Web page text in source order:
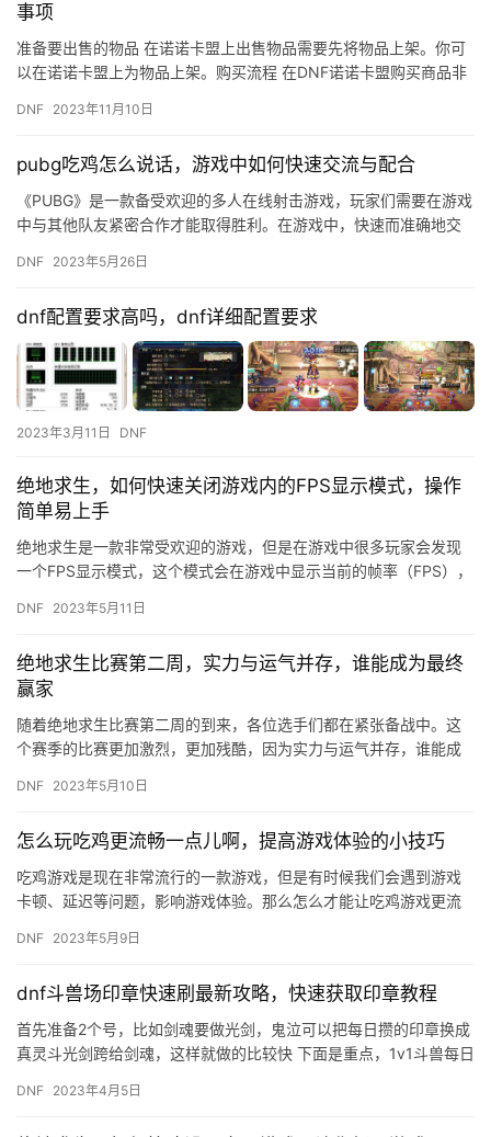
事项
准备要出售的物品 在诺诺卡盟上出售物品需要先将物品上架。你可
以在诺诺卡盟上为物品上架。购买流程 在DNF诺诺卡盟购买商品非
DNF 2023年11月10日
pubg吃鸡怎么说话，游戏中如何快速交流与配合
《PUBG》是一款备受欢迎的多人在线射击游戏，玩家们需要在游戏
中与其他队友紧密合作才能取得胜利。在游戏中，快速而准确地交
戏…
DNF 2023年5月26日
dnf配置要求高吗，dnf详细配置要求
2023年3月11日 DNF
绝地求生，如何快速关闭游戏内的FPS显示模式，操作
简单易上手
绝地求生是一款非常受欢迎的游戏，但是在游戏中很多玩家会发现
一个FPS显示模式，这个模式会在游戏中显示当前的帧率（FPS），
DNF 2023年5月11日
绝地求生比赛第二周，实力与运气并存，谁能成为最终
赢家
随着绝地求生比赛第二周的到来，各位选手们都在紧张备战中。这
个赛季的比赛更加激烈，更加残酷，因为实力与运气并存，谁能成
手，…
DNF 2023年5月10日
怎么玩吃鸡更流畅一点儿啊，提高游戏体验的小技巧
吃鸡游戏是现在非常流行的一款游戏，但是有时候我们会遇到游戏
卡顿、延迟等问题，影响游戏体验。那么怎么才能让吃鸡游戏更流
需…
DNF 2023年5月9日
dnf斗兽场印章快速刷最新攻略，快速获取印章教程
首先准备2个号，比如剑魂要做光剑，鬼泣可以把每日攒的印章换成
真灵斗光剑跨给剑魂，这样就做的比较快 下面是重点，1v1斗兽每日
DNF 2023年4月5日